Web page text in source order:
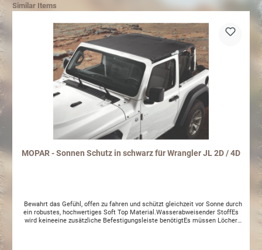
Similar Items
MOPAR - Sonnen Schutz in schwarz für Wrangler JL 2D / 4D
Bewahrt das Gefühl, offen zu fahren und schützt gleichzeit vor Sonne durch
ein robustes, hochwertiges Soft Top Material.Wasserabweisender StoffEs
wird keineeine zusätzliche Befestigungsleiste benötigtEs müssen Löcher